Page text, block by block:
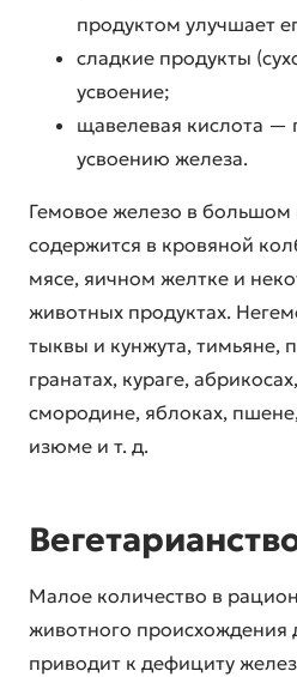
продуктом улучшает
сладкие продукты
усвоение;
щавелевая кислота —
усвоению железа.
Гемовое железо в большом
содержится в кровяной
мясе, яичном желтке и
животных продуктах.
тыквы и кунжута, тимьяне,
гранатах, кураге,
смородине, яблоках, пшене,
изюме и т. д.
Малое количество в
животного происхождения
приводит к дефициту